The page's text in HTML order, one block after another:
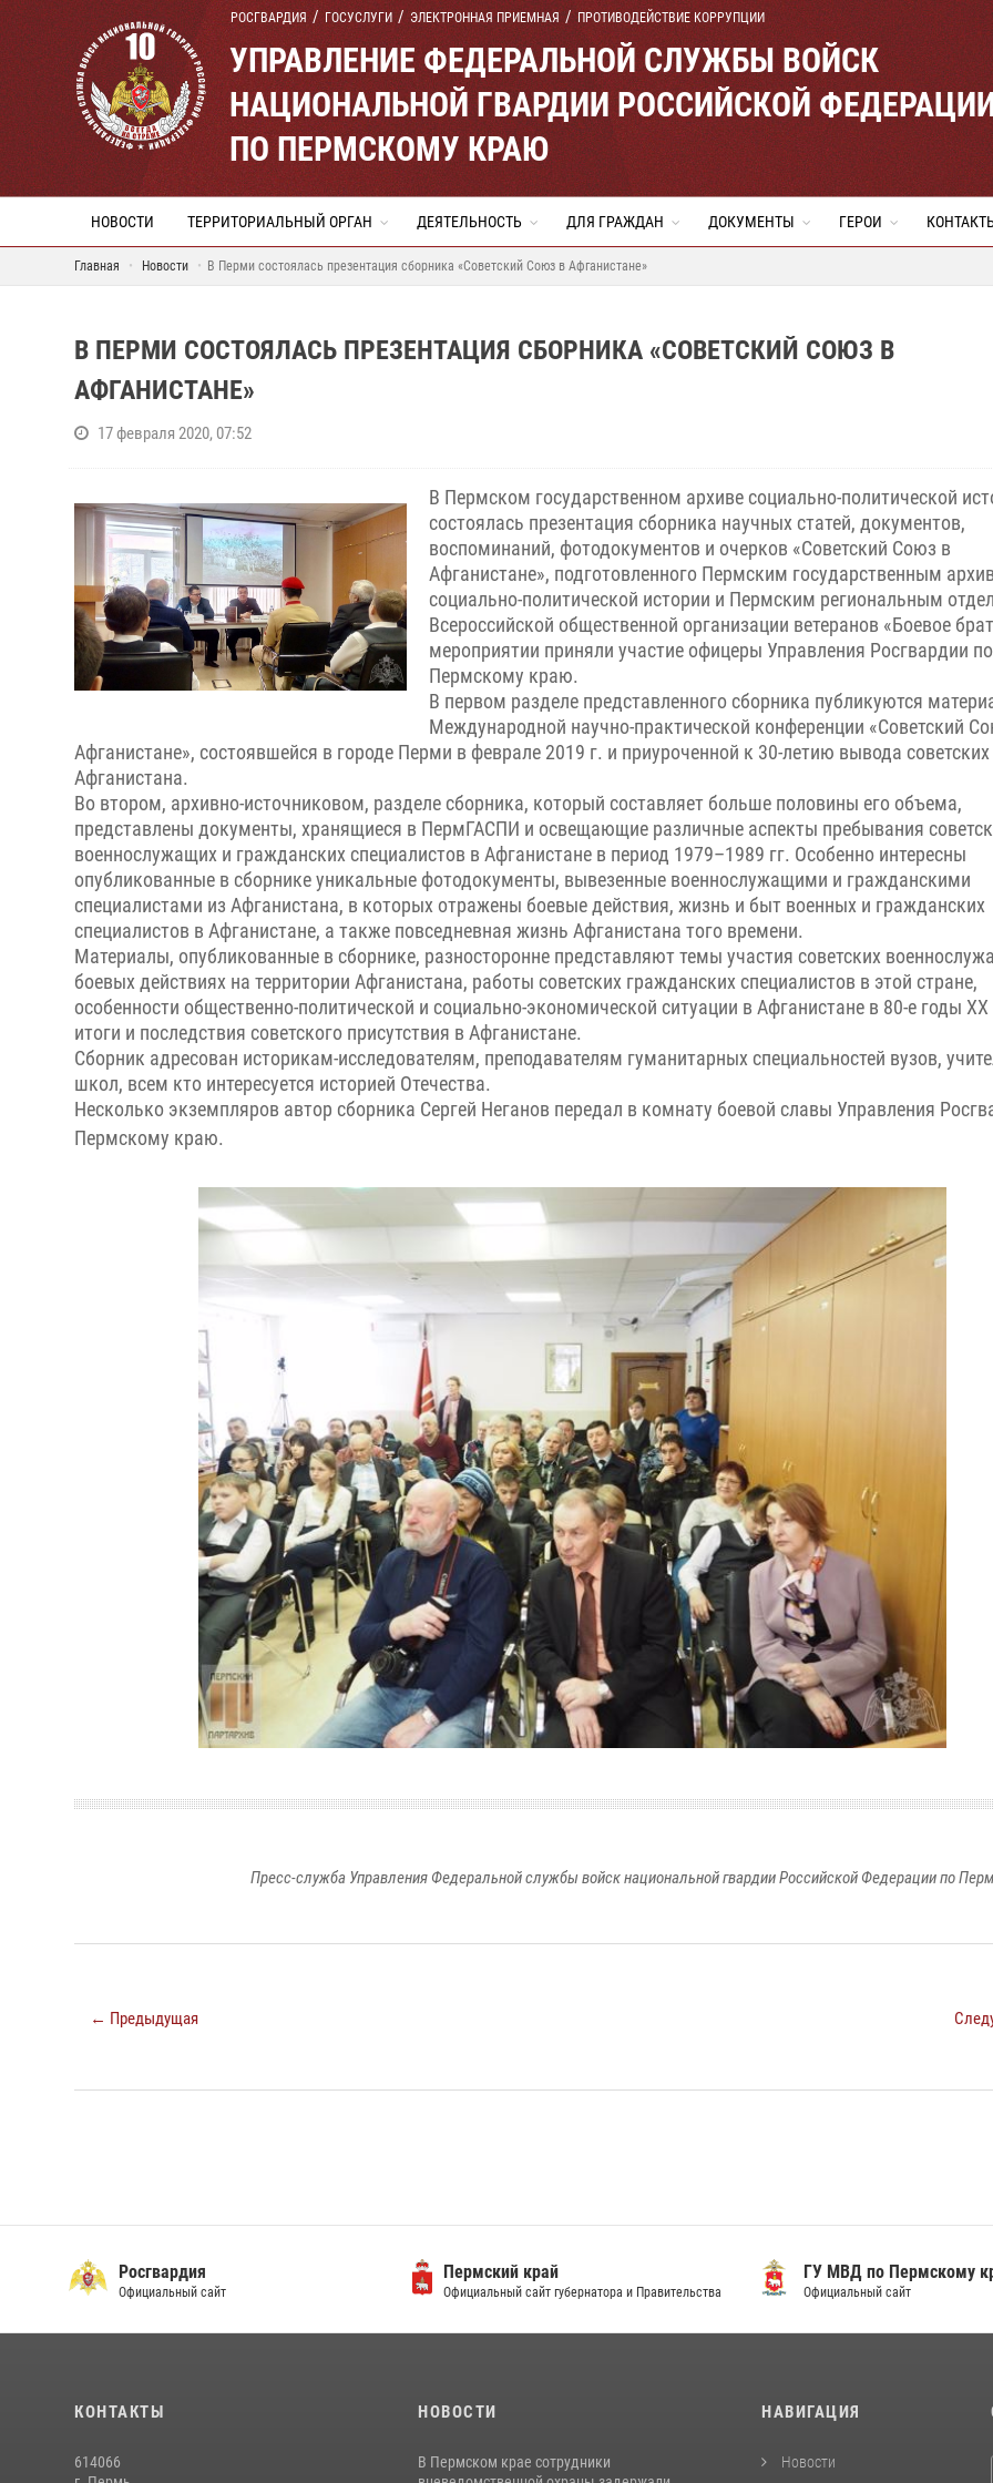
РОСГВАРДИЯ ГОСУСЛУГИ ЭЛЕКТРОННАЯ ПРИЕМНАЯ ПРОТИВОДЕЙСТВИЕ КОРРУПЦИИ
УПРАВЛЕНИЕ ФЕДЕРАЛЬНОЙ СЛУЖБЫ ВОЙСК
НАЦИОНАЛЬНОЙ ГВАРДИИ РОССИЙСКОЙ
ПО ПЕРМСКОМУ КРАЮ
НОВОСТИ ТЕРРИТОРИАЛЬНЫЙ ОРГАН ДЕЯТЕЛЬНОСТЬ ДЛЯ ГРАЖДАН ДОКУМЕНТЫ ГЕРОИ
Главная Новости В Перми состоялась презентация сборника «Советский Союз в Афганистане»
В ПЕРМИ СОСТОЯЛАСЬ ПРЕЗЕНТАЦИЯ СБОРНИКА «СОВЕТСКИЙ СОЮЗ В
АФГАНИСТАНЕ»
17 февраля 2020, 07:52
В Пермском государственном архиве социально-политической
состоялась презентация сборника научных статей, документов,
воспоминаний, фотодокументов и очерков «Советский Союз в
Афганистане», подготовленного Пермским государственным
социально-политической истории и Пермским региональным
Всероссийской общественной организации ветеранов «Боевое
мероприятии приняли участие офицеры Управления Росгвардии по
Пермскому краю.
В первом разделе представленного сборника публикуются
Международной научно-практической конференции «Советский
Афганистане», состоявшейся в городе Перми в феврале 2019 г. и приуроченной к 30-летию вывода советских
Афганистана.
Во втором, архивно-источниковом, разделе сборника, который составляет больше половины его объема,
представлены документы, хранящиеся в ПермГАСПИ и освещающие различные аспекты пребывания
военнослужащих и гражданских специалистов в Афганистане в период 1979–1989 гг. Особенно интересны
опубликованные в сборнике уникальные фотодокументы, вывезенные военнослужащими и гражданскими
специалистами из Афганистана, в которых отражены боевые действия, жизнь и быт военных и гражданских
специалистов в Афганистане, а также повседневная жизнь Афганистана того времени.
Материалы, опубликованные в сборнике, разносторонне представляют темы участия советских
боевых действиях на территории Афганистана, работы советских гражданских специалистов в этой стране,
особенности общественно-политической и социально-экономической ситуации в Афганистане в 80-е годы XX
итоги и последствия советского присутствия в Афганистане.
Сборник адресован историкам-исследователям, преподавателям гуманитарных специальностей вузов,
школ, всем кто интересуется историей Отечества.
Несколько экземпляров автор сборника Сергей Неганов передал в комнату боевой славы Управления
Пермскому краю.
Пресс-служба Управления Федеральной службы войск национальной гвардии Российской Федерации по
← Предыдущая
Росгвардия
Официальный сайт
Пермский край
Официальный сайт губернатора и Правительства
ГУ МВД по Пермскому
Официальный сайт
КОНТАКТЫ
614066
НОВОСТИ
В Пермском крае сотрудники
НАВИГАЦИЯ
Новости